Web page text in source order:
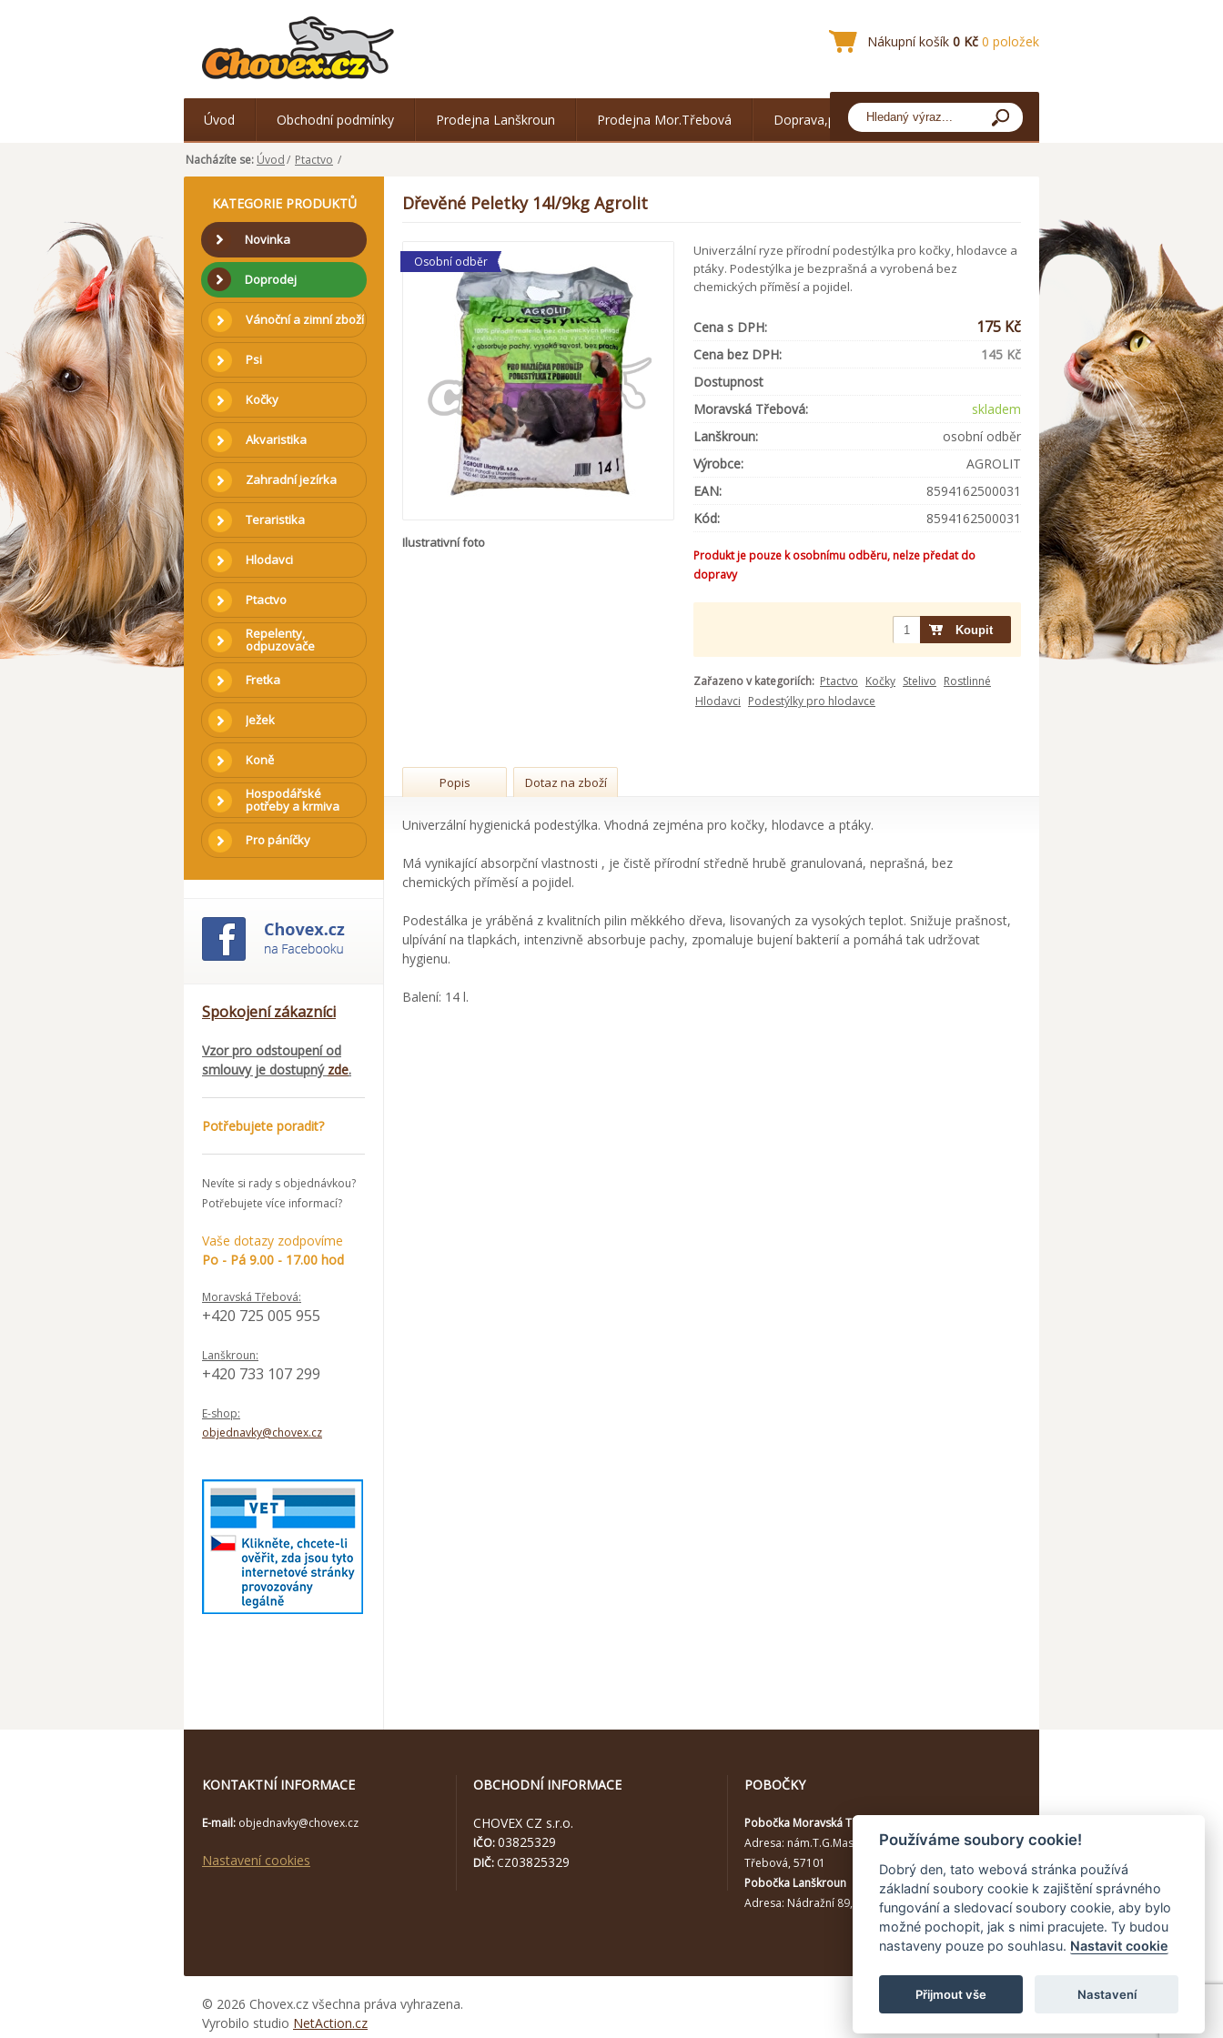
Nákupní košík 0 Kč 0 položek
Úvod Obchodní podmínky Prodejna Lanškroun Prodejna Mor.Třebová Doprava,platba
Nacházíte se: Úvod/ Ptactvo /
KATEGORIE PRODUKTŮ
Novinka
Doprodej
Vánoční a zimní zboží
Psi
Kočky
Akvaristika
Zahradní jezírka
Teraristika
Hlodavci
Ptactvo
Repelenty,
odpuzovače
Fretka
Ježek
Koně
Hospodářské
potřeby a krmiva
Pro páníčky
Spokojení zákazníci
Vzor pro odstoupení od
smlouvy je dostupný zde.
Potřebujete poradit?
Nevíte si rady s objednávkou?
Potřebujete více informací?
Vaše dotazy zodpovíme
Po - Pá 9.00 - 17.00 hod
Moravská Třebová:
+420 725 005 955
Lanškroun:
+420 733 107 299
E-shop:
objednavky@chovex.cz
Dřevěné Peletky 14l/9kg Agrolit
Osobní odběr
Ilustrativní foto
Univerzální ryze přírodní podestýlka pro kočky, hlodavce a
ptáky. Podestýlka je bezprašná a vyrobená bez
chemických příměsí a pojidel.
Cena s DPH: 175 Kč
Cena bez DPH:
145 Kč
Dostupnost
Moravská Třebová:
skladem
Lanškroun:
osobní odběr
Výrobce:
AGROLIT
EAN:
8594162500031
Kód:
8594162500031
Produkt je pouze k osobnímu odběru, nelze předat do
dopravy
Zařazeno v kategoriích: Ptactvo Kočky Stelivo Rostlinné
Hlodavci Podestýlky pro hlodavce
Popis Dotaz na zboží
Univerzální hygienická podestýlka. Vhodná zejména pro kočky, hlodavce a ptáky.
Má vynikající absorpční vlastnosti , je čistě přírodní středně hrubě granulovaná, neprašná, bez
chemických příměsí a pojidel.
Podestálka je yráběná z kvalitních pilin měkkého dřeva, lisovaných za vysokých teplot. Snižuje prašnost,
ulpívání na tlapkách, intenzivně absorbuje pachy, zpomaluje bujení bakterií a pomáhá tak udržovat
hygienu.
Balení: 14 l.
KONTAKTNÍ INFORMACE
E-mail: objednavky@chovex.cz
Nastavení cookies
OBCHODNÍ INFORMACE
CHOVEX CZ s.r.o.
IČO:03825329
DIČ: CZ03825329
POBOČKY
Pobočka Moravská Třebová
Adresa: nám.T.G.Masaryka 114/10a, Moravská
Třebová, 57101
Pobočka Lanškroun
Adresa: Nádražní 89, Lanškroun, 56301
© 2026 Chovex.cz všechna práva vyhrazena.
Vyrobilo studio NetAction.cz
Používáme soubory cookie!
Dobrý den, tato webová stránka používá
základní soubory cookie k zajištění správného
fungování a sledovací soubory cookie, aby bylo
možné pochopit, jak s nimi pracujete. Ty budou
nastaveny pouze po souhlasu. Nastavit cookie
Přijmout vše Nastavení